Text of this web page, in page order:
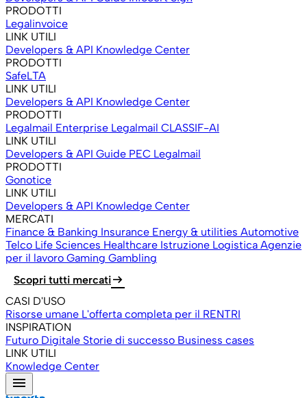
PRODOTTI
Legalinvoice
LINK UTILI
Developers & API Knowledge Center
PRODOTTI
SafeLTA
LINK UTILI
Developers & API Knowledge Center
PRODOTTI
Legalmail Enterprise Legalmail CLASSIF-AI
LINK UTILI
Developers & API Guide PEC Legalmail
PRODOTTI
Gonotice
LINK UTILI
Developers & API Knowledge Center
MERCATI
Finance & Banking Insurance Energy & utilities Automotive
Telco Life Sciences Healthcare Istruzione Logistica Agenzie
per il lavoro Gaming Gambling
Scopri tutti mercatiarrow_right_alt
CASI D'USO
Risorse umane L'offerta completa per il RENTRI
INSPIRATION
Futuro Digitale Storie di successo Business cases
LINK UTILI
Knowledge Center
menu